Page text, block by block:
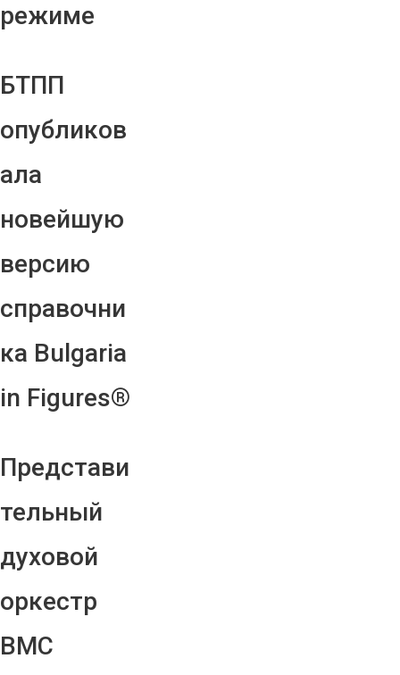
режиме
БТПП
опубликов
ала
новейшую
версию
справочни
ка Bulgaria
in Figures®
Представи
тельный
духовой
оркестр
ВМС